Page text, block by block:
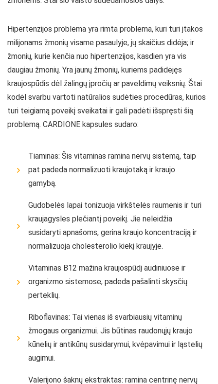
Hipertenzijos problema yra rimta problema, kuri turi įtakos
milijonams žmonių visame pasaulyje, jų skaičius didėja; ir
žmonių, kurie kenčia nuo hipertenzijos, kasdien yra vis
daugiau žmonių. Yra jaunų žmonių, kuriems padidėjęs
kraujospūdis dėl žalingų įpročių ar paveldimų veiksnių. Štai
kodėl svarbu vartoti natūralios sudėties procedūras, kurios
turi teigiamą poveikį sveikatai ir gali padėti išspręsti šią
problemą. CARDIONE kapsules sudaro:
Tiaminas: Šis vitaminas ramina nervų sistemą, taip
pat padeda normalizuoti kraujotaką ir kraujo
gamybą.
Gudobelės lapai tonizuoja virkštelės raumenis ir turi
kraujagysles plečiantį poveikį. Jie neleidžia
susidaryti apnašoms, gerina kraujo koncentraciją ir
normalizuoja cholesterolio kiekį kraujyje.
Vitaminas B12 mažina kraujospūdį audiniuose ir
organizmo sistemose, padeda pašalinti skysčių
perteklių.
Riboflavinas: Tai vienas iš svarbiausių vitaminų
žmogaus organizmui. Jis būtinas raudonųjų kraujo
kūnelių ir antikūnų susidarymui, kvėpavimui ir ląstelių
augimui.
Valerijono šaknų ekstraktas: ramina centrinę nervų